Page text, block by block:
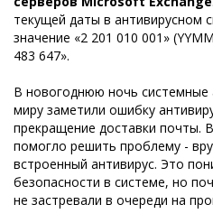
текущей даты в антивирусном
значение «2 201 010 001»
483 647».
В новогоднюю ночь системные
миру заметили ошибку
прекращение доставки почты.
помогло решить проблему -
встроенный антивирус. Это
безопасности в системе, но
не застревали в очереди на